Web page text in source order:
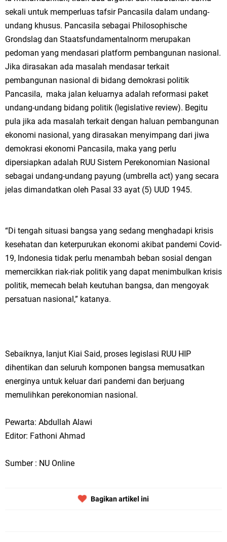
sekali untuk memperluas tafsir Pancasila dalam undang-
undang khusus. Pancasila sebagai Philosophische
Grondslag dan Staatsfundamentalnorm merupakan
pedoman yang mendasari platform pembangunan nasional.
Jika dirasakan ada masalah mendasar terkait
pembangunan nasional di bidang demokrasi politik
Pancasila, maka jalan keluarnya adalah reformasi paket
undang-undang bidang politik (legislative review). Begitu
pula jika ada masalah terkait dengan haluan pembangunan
ekonomi nasional, yang dirasakan menyimpang dari jiwa
demokrasi ekonomi Pancasila, maka yang perlu
dipersiapkan adalah RUU Sistem Perekonomian Nasional
sebagai undang-undang payung (umbrella act) yang secara
jelas dimandatkan oleh Pasal 33 ayat (5) UUD 1945.
“Di tengah situasi bangsa yang sedang menghadapi krisis
kesehatan dan keterpurukan ekonomi akibat pandemi Covid-
19, Indonesia tidak perlu menambah beban sosial dengan
memercikkan riak-riak politik yang dapat menimbulkan krisis
politik, memecah belah keutuhan bangsa, dan mengoyak
persatuan nasional,” katanya.
Sebaiknya, lanjut Kiai Said, proses legislasi RUU HIP
dihentikan dan seluruh komponen bangsa memusatkan
energinya untuk keluar dari pandemi dan berjuang
memulihkan perekonomian nasional.
Pewarta: Abdullah Alawi
Editor: Fathoni Ahmad
Sumber : NU Online
Bagikan artikel ini